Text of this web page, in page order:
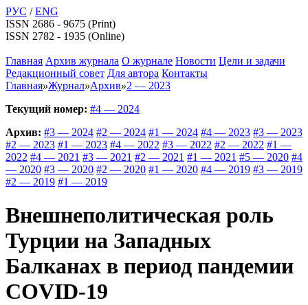
РУС /ENG
ISSN 2686 - 9675 (Print)
ISSN 2782 - 1935 (Online)
Главная Архив журнала О журнале Новости Цели и задачи
Редакционный совет Для автора Контакты
Главная»Журнал»Архив»2 — 2023
Текущий номер: #4 — 2024
Архив: #3 — 2024 #2 — 2024 #1 — 2024 #4 — 2023 #3 — 2023
#2 — 2023 #1 — 2023 #4 — 2022 #3 — 2022 #2 — 2022 #1 —
2022 #4 — 2021 #3 — 2021 #2 — 2021 #1 — 2021 #5 — 2020 #4
— 2020 #3 — 2020 #2 — 2020 #1 — 2020 #4 — 2019 #3 — 2019
#2 — 2019 #1 — 2019
Внешнеполитическая роль
Турции на Западных
Балканах в период пандемии
COVID-19